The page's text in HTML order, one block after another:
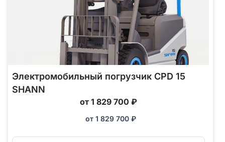
Электромобильный погрузчик CPD 15
SHANN
от 1 829 700 ₽
от 1 829 700 ₽